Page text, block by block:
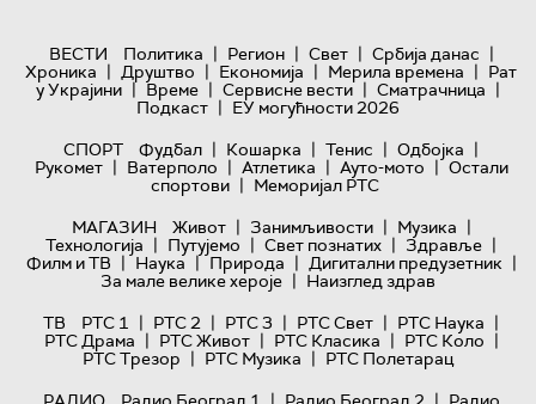
ВЕСТИ Политика | Регион | Свет | Србија данас |
Хроника | Друштво | Економија | Мерила времена | Рат
у Украјини | Време | Сервисне вести | Сматрачница |
Подкаст | ЕУ могућности 2026
СПОРТ
Фудбал | Кошарка | Тенис | Одбојка |
Рукомет | Ватерполо | Атлетика | Ауто-мото | Остали
спортови | Меморијал РТС
МАГАЗИН
Живот | Занимљивости | Музика |
Технологијa | Путујемо | Свет познатих | Здравље |
Филм и ТВ | Наука | Природа | Дигитални предузетник |
За мале велике хероје | Наизглед здрав
ТВ
РТС 1 | РТС 2 | РТС 3 | РТС Свет | РТС Наука |
РТС Драма | РТС Живот | РТС Класика | РТС Коло |
РТС Трезор | РТС Музика | РТС Полетарац